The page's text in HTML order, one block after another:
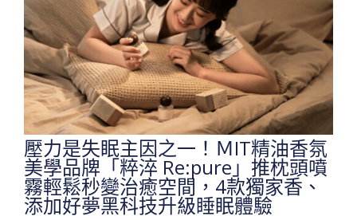
壓力是失眠主因之一！ＭIT精油香氛
美學品牌「粹淬 Re:pure」推枕頭噴
霧輕鬆秒變治癒空間，4款獨家香、
添加好夢黑科技升級睡眠體驗